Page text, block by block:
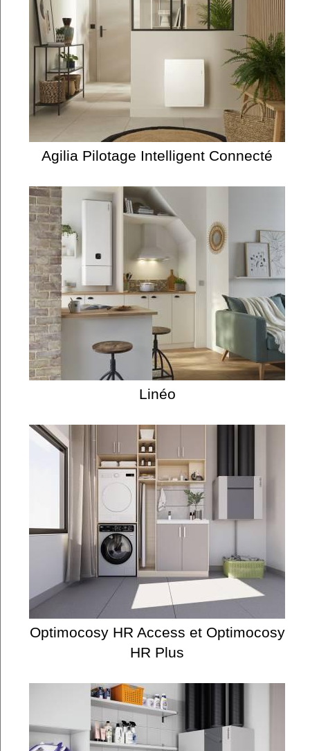
Agilia Pilotage Intelligent Connecté
Linéo
Optimocosy HR Access et Optimocosy
HR Plus